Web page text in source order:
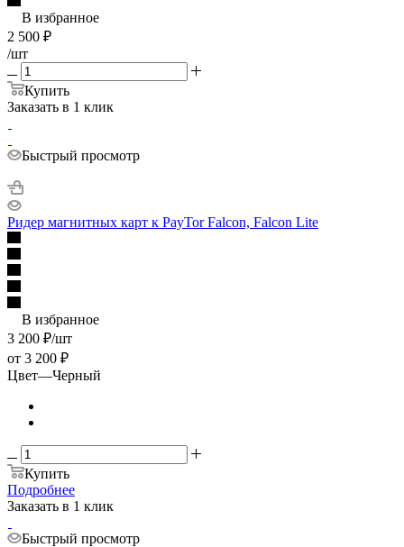
В избранное
2 500 ₽
/шт
Купить
Заказать в 1 клик
Быстрый просмотр
Ридер магнитных карт к PayTor Falcon, Falcon Lite
В избранное
3 200 ₽/шт
от 3 200 ₽
Цвет—Черный
Купить
Подробнее
Заказать в 1 клик
Быстрый просмотр